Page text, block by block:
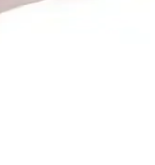
çeşitli renk seçenekleri sunar.